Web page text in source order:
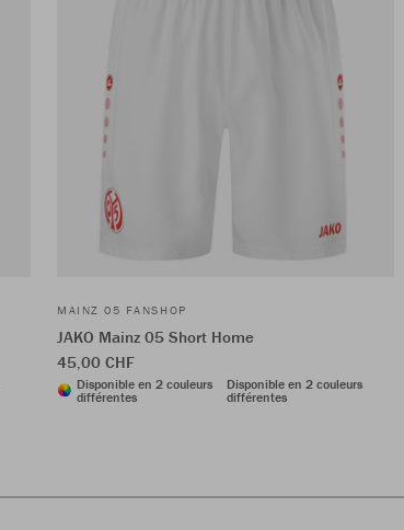
MAINZ 05 FANSHOP
JAKO Mainz 05 Short Home
45,00 CHF
Disponible en 2 couleurs
différentes
Disponible en 2 couleurs
différentes